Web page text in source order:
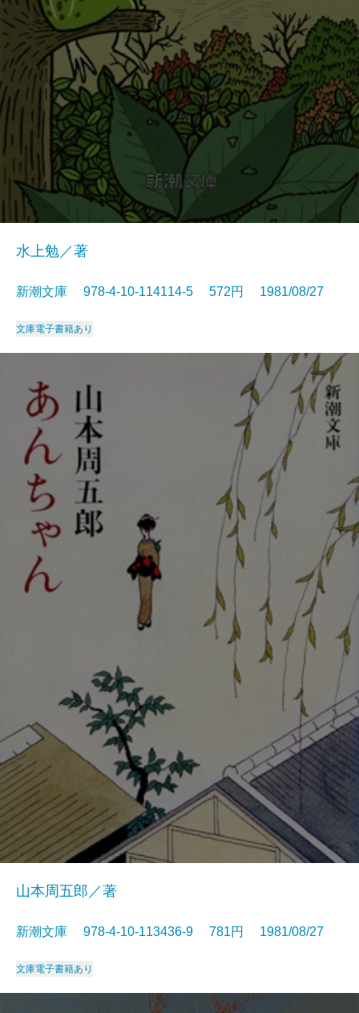
水上勉／著
新潮文庫 978-4-10-114114-5 572円 1981/08/27
文庫電子書籍あり
山本周五郎／著
新潮文庫 978-4-10-113436-9 781円 1981/08/27
文庫電子書籍あり